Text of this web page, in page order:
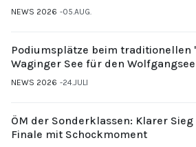
NEWS 2026 05.AUG.
Podiumsplätze beim traditionellen
Waginger See für den Wolfgangsee
NEWS 2026 24.JULI
ÖM der Sonderklassen: Klarer Sieg
Finale mit Schockmoment